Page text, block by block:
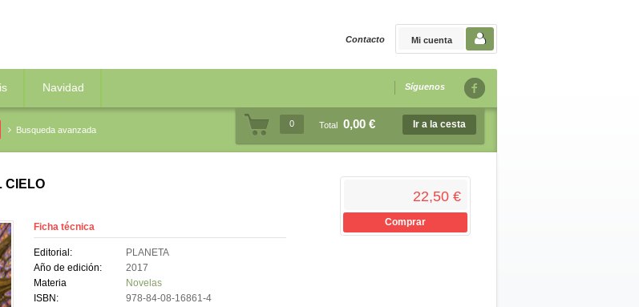
Mi cuenta
Contacto
Navidad Síguenos
Busqueda avanzada
0 Total 0,00 € Ir a la cesta
CIELO
Ficha técnica
Editorial:
PLANETA
Año de edición:
2017
Materia
Novelas
ISBN:
978-84-08-16861-4
22,50 €
Comprar